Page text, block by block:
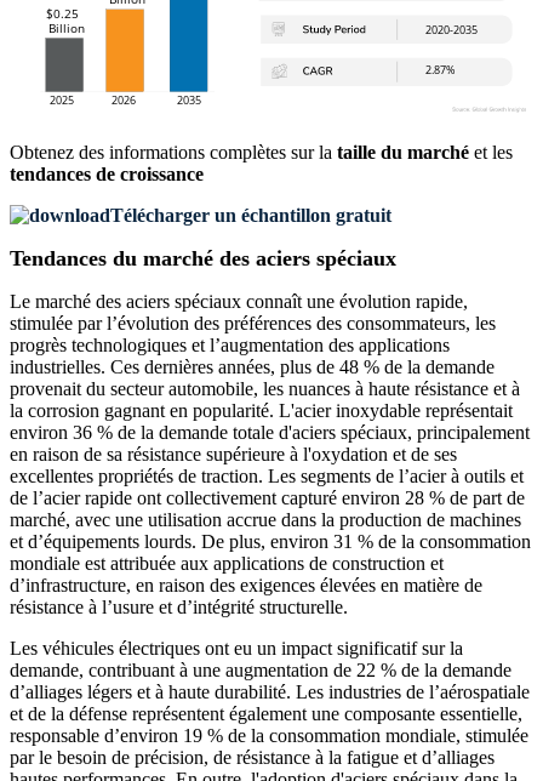
Obtenez des informations complètes sur la taille du marché et les
tendances de croissance
Télécharger un échantillon gratuit
Tendances du marché des aciers spéciaux
Le marché des aciers spéciaux connaît une évolution rapide,
stimulée par l’évolution des préférences des consommateurs, les
progrès technologiques et l’augmentation des applications
industrielles. Ces dernières années, plus de 48 % de la demande
provenait du secteur automobile, les nuances à haute résistance et à
la corrosion gagnant en popularité. L'acier inoxydable représentait
environ 36 % de la demande totale d'aciers spéciaux, principalement
en raison de sa résistance supérieure à l'oxydation et de ses
excellentes propriétés de traction. Les segments de l’acier à outils et
de l’acier rapide ont collectivement capturé environ 28 % de part de
marché, avec une utilisation accrue dans la production de machines
et d’équipements lourds. De plus, environ 31 % de la consommation
mondiale est attribuée aux applications de construction et
d’infrastructure, en raison des exigences élevées en matière de
résistance à l’usure et d’intégrité structurelle.
Les véhicules électriques ont eu un impact significatif sur la
demande, contribuant à une augmentation de 22 % de la demande
d’alliages légers et à haute durabilité. Les industries de l’aérospatiale
et de la défense représentent également une composante essentielle,
responsable d’environ 19 % de la consommation mondiale, stimulée
par le besoin de précision, de résistance à la fatigue et d’alliages